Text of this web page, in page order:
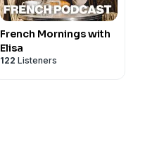
French Mornings with
Elisa
122 Listeners